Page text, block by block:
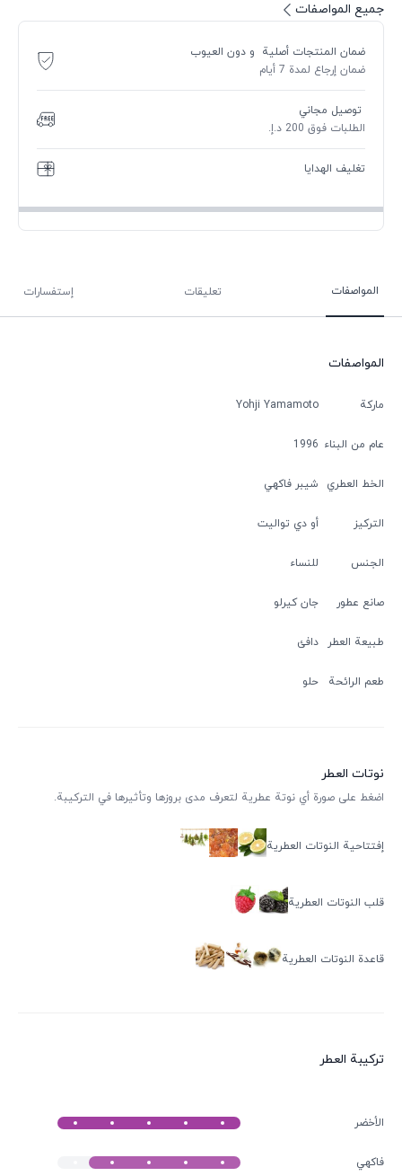
جميع المواصفات
ضمان المنتجات أصلية و دون العيوب
ضمان إرجاع لمدة 7 أيام
توصيل مجاني
الطلبات فوق 200 د.إ.
تغليف الهدايا
المواصفات تعليقات إستفسارات
المواصفات
ماركة Yohji Yamamoto
عام من البناء 1996
الخط العطري شيبر فاكهي
التركيز أو دي تواليت
الجنس للنساء
صانع عطور جان كيرلو
طبيعة العطر دافئ
طعم الرائحة حلو
نوتات العطر
اضغط على صورة أي نوتة عطرية لتعرف مدى بروزها وتأثيرها في التركيبة.
إفتتاحية النوتات العطرية
قلب النوتات العطرية
قاعدة النوتات العطرية
ترکیبة العطر
الأخضر
فاكهي